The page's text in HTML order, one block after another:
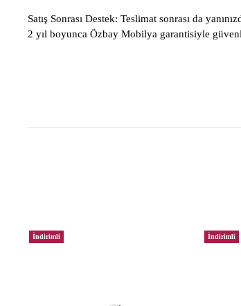
Satış Sonrası Destek: Teslimat sonrası da
2 yıl boyunca Özbay Mobilya garantisiyle
İndirimli İndirimli